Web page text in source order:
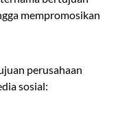
mempromosikan
perusahaan
sosial: